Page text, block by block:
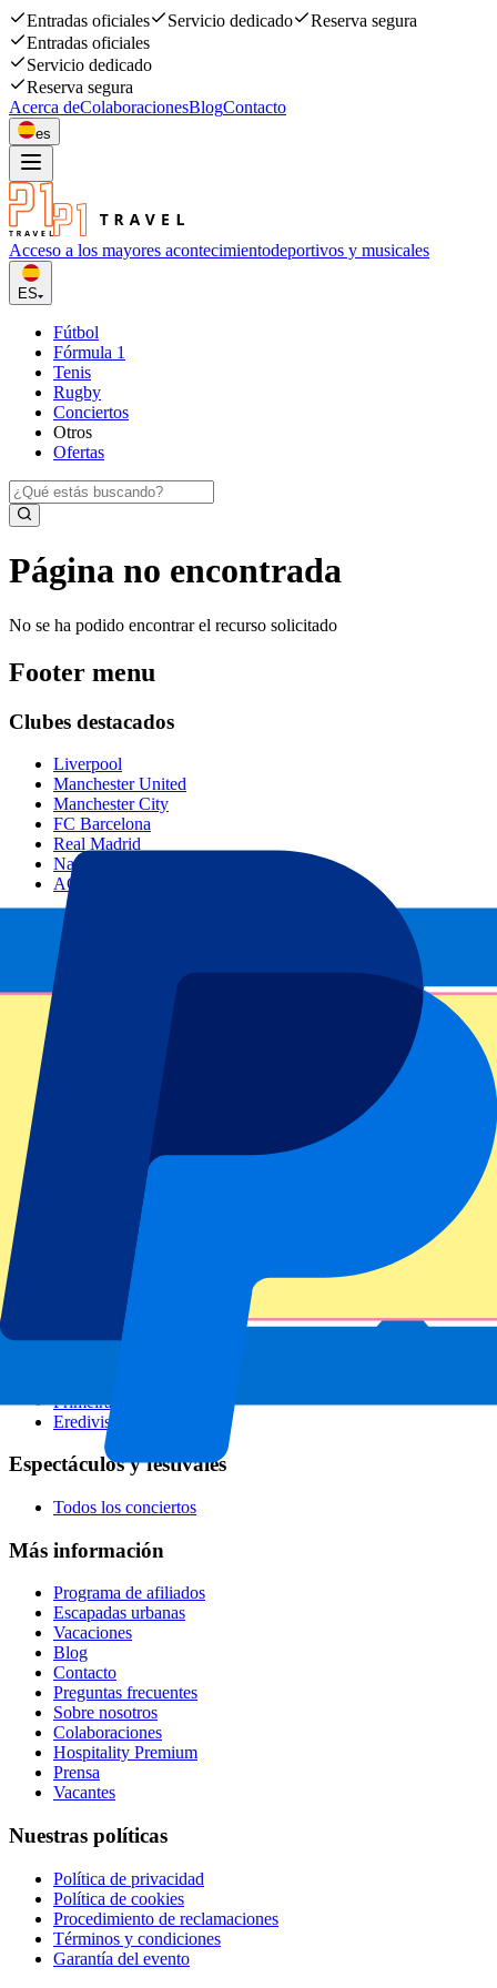
Entradas oficiales Servicio dedicado
Reserva segura
Entradas oficiales
Servicio dedicado
Reserva segura
Acerca deColaboracionesBlogContacto
es
Acceso a los mayores acontecimientodeportivos y musicales
ES
Fútbol
Fórmula 1
Tenis
Rugby
Conciertos
Otros
Ofertas
Página no encontrada
No se ha podido encontrar el recurso solicitado
Footer menu
Clubes destacados
Liverpool
Manchester United
Manchester City
FC Barcelona
Real Madrid
Napoli
AC Milan
Eventos populares
GP España
GP Países Bajos
Todos los deportes
Ligas de fútbol
Champions League
Premier League
Serie A
Primeira Liga
Eredivisie
Espectáculos y festivales
Todos los conciertos
Más información
Programa de afiliados
Escapadas urbanas
Vacaciones
Blog
Contacto
Preguntas frecuentes
Sobre nosotros
Colaboraciones
Hospitality Premium
Prensa
Vacantes
Nuestras políticas
Política de privacidad
Política de cookies
Procedimiento de reclamaciones
Términos y condiciones
Garantía del evento